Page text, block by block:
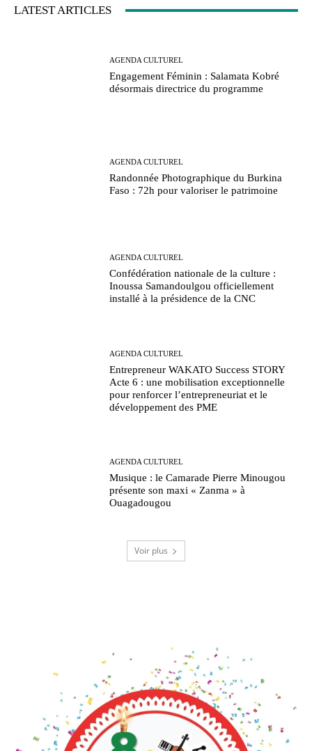
LATEST ARTICLES
AGENDA CULTUREL
Engagement Féminin : Salamata Kobré
désormais directrice du programme
AGENDA CULTUREL
Randonnée Photographique du Burkina
Faso : 72h pour valoriser le patrimoine
AGENDA CULTUREL
Confédération nationale de la culture :
Inoussa Samandoulgou officiellement
installé à la présidence de la CNC
AGENDA CULTUREL
Entrepreneur WAKATO Success STORY
Acte 6 : une mobilisation exceptionnelle
pour renforcer l’entrepreneuriat et le
développement des PME
AGENDA CULTUREL
Musique : le Camarade Pierre Minougou
présente son maxi « Zanma » à
Ouagadougou
Voir plus